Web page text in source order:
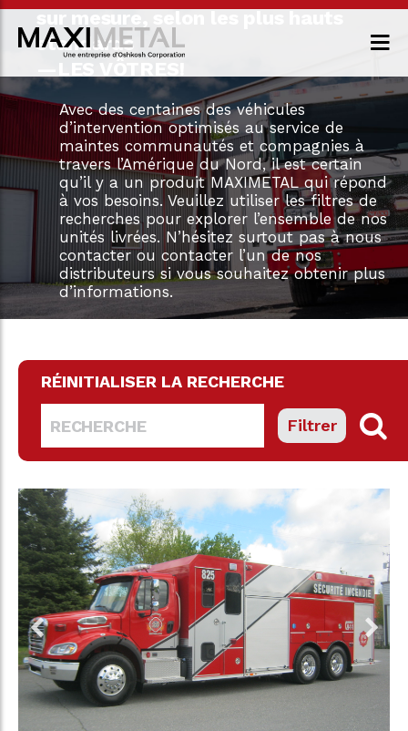
sur mesure, selon les plus hauts
standards
Avec des centaines des véhicules
d’intervention optimisés au service de
maintes communautés et compagnies à
travers l’Amérique du Nord, il est certain
qu’il y a un produit MAXIMETAL qui répond
à vos besoins. Veuillez utiliser les filtres de
recherches pour explorer l’ensemble de nos
unités livrées. N’hésitez surtout pas à nous
contacter ou contacter l’un de nos
distributeurs si vous souhaitez obtenir plus
d’informations.
RÉINITIALISER LA RECHERCHE
Filtrer